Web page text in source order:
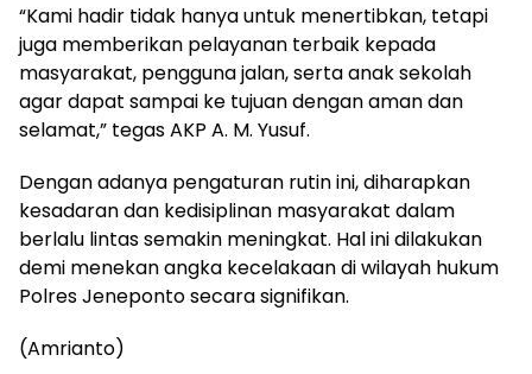
“Kami hadir tidak hanya untuk menertibkan, tetapi
juga memberikan pelayanan terbaik kepada
masyarakat, pengguna jalan, serta anak sekolah
agar dapat sampai ke tujuan dengan aman dan
selamat,” tegas AKP A. M. Yusuf.
Dengan adanya pengaturan rutin ini, diharapkan
kesadaran dan kedisiplinan masyarakat dalam
berlalu lintas semakin meningkat. Hal ini dilakukan
demi menekan angka kecelakaan di wilayah hukum
Polres Jeneponto secara signifikan.
(Amrianto)